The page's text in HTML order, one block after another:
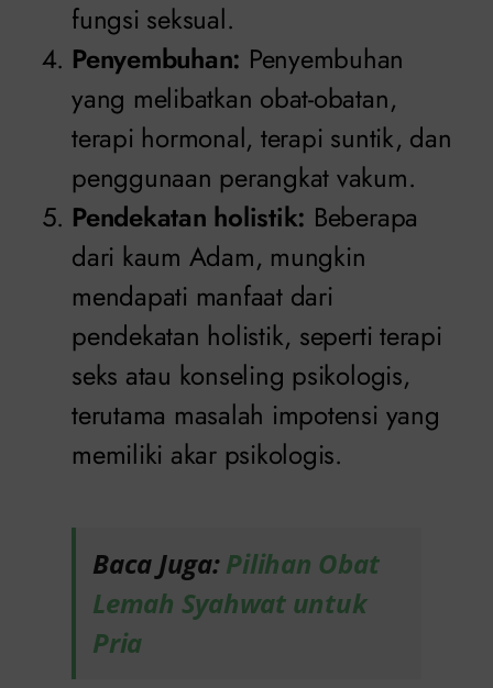
fungsi seksual.
Penyembuhan: Penyembuhan
yang melibatkan obat-obatan,
terapi hormonal, terapi suntik, dan
penggunaan perangkat vakum.
Pendekatan holistik: Beberapa
dari kaum Adam, mungkin
mendapati manfaat dari
pendekatan holistik, seperti terapi
seks atau konseling psikologis,
terutama masalah impotensi yang
memiliki akar psikologis.
Baca Juga:Pilihan Obat
Lemah Syahwat untuk
Pria